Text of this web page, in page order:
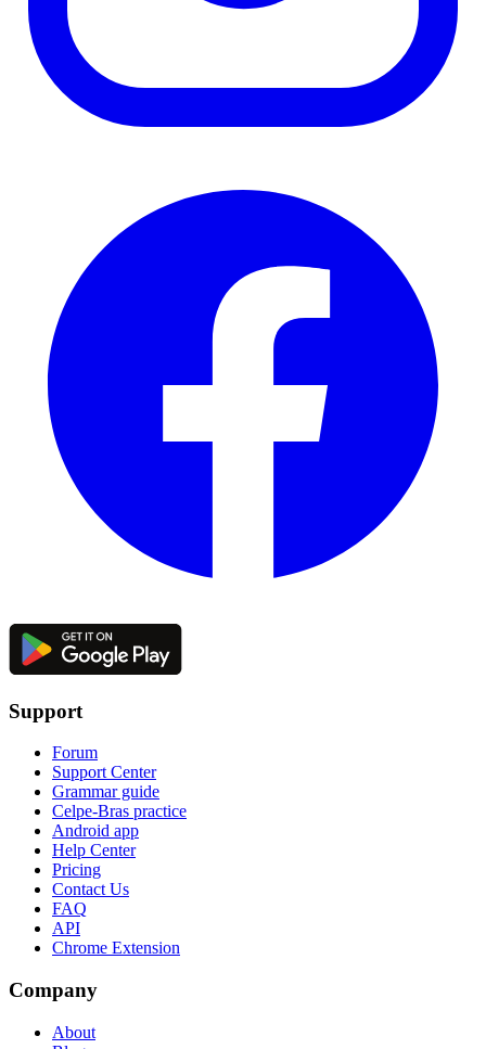
Support
Forum
Support Center
Grammar guide
Celpe-Bras practice
Android app
Help Center
Pricing
Contact Us
FAQ
API
Chrome Extension
Company
About